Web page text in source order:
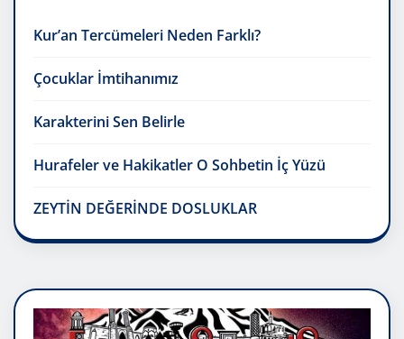
Kur’an Tercümeleri Neden Farklı?
Çocuklar İmtihanımız
Karakterini Sen Belirle
Hurafeler ve Hakikatler O Sohbetin İç Yüzü
ZEYTİN DEĞERİNDE DOSLUKLAR